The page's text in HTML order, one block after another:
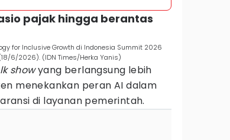
pajak hingga berantas
for Inclusive Growth di Indonesia Summit 2026
6/2026). (IDN Times/Herka Yanis)
showyang berlangsung lebih
menekankan peran AI dalam
di layanan pemerintah.